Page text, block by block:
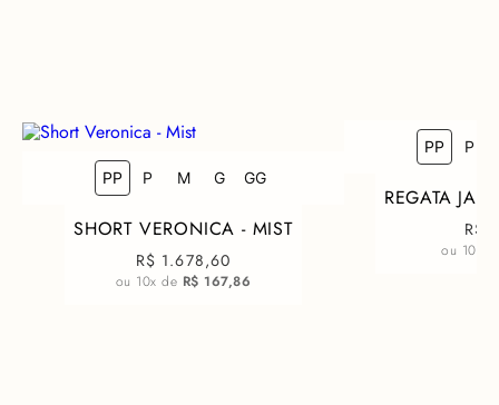
COMO FICA EM MIM?
PP P M G GG
SHORT VERONICA - MIST
R$ 1.678,60
ou 10x de R$ 167,86
PP P
REGATA
R$
ou 10